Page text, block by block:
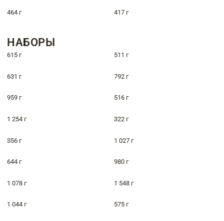
464 г 417 г
НАБОРЫ
615 г 511 г
631 г 792 г
959 г 516 г
1 254 г 322 г
356 г 1 027 г
644 г 980 г
1 078 г 1 548 г
1 044 г 575 г